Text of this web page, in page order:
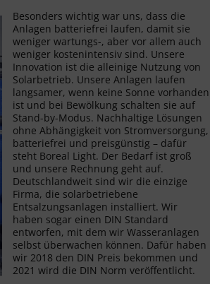
Besonders wichtig war uns, dass die
Anlagen batteriefrei laufen, damit sie
weniger wartungs-, aber vor allem auch
weniger kostenintensiv sind. Unsere
Innovation ist die alleinige Nutzung von
Solarbetrieb. Unsere Anlagen laufen
langsamer, wenn keine Sonne vorhanden
ist und bei Bewölkung schalten sie auf
Stand-by-Modus. Nachhaltige Lösungen
ohne Abhängigkeit von Stromversorgung,
batteriefrei und preisgünstig – dafür
steht Boreal Light. Der Bedarf ist groß
und unsere Rechnung geht auf.
Deutschlandweit sind wir die einzige
Firma, die solarbetriebene
Entsalzungsanlagen installiert. Wir
haben sogar einen DIN Standard
entworfen, mit dem wir Wasseranlagen
selbst überwachen können. Dafür haben
wir 2018 den DIN Preis bekommen und
2021 wird die DIN Norm veröffentlicht.